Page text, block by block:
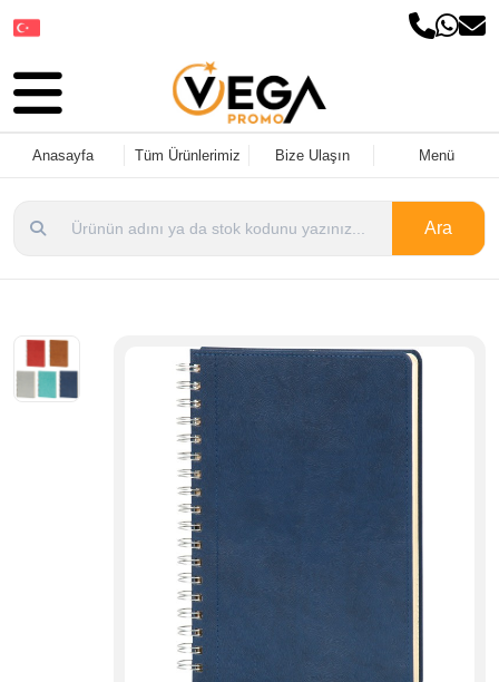
Anasayfa Tüm Ürünlerimiz Bize Ulaşın Menü
Ara